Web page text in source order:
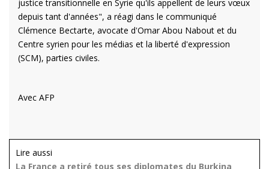
justice transitionnelle en Syrie qu'ils appellent de leurs vœux
depuis tant d'années", a réagi dans le communiqué
Clémence Bectarte, avocate d'Omar Abou Nabout et du
Centre syrien pour les médias et la liberté d'expression
(SCM), parties civiles.
Avec AFP
Lire aussi
La France a retiré tous ses diplomates du Burkina